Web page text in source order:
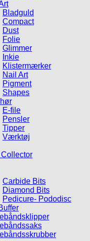
Bladguld
Compact
Dust
Folie
Glimmer
Inkie
Klistermærker
Nail Art
Pigment
Shapes
E-file
Pensler
Tipper
Værktøj
Collector
Carbide Bits
Diamond Bits
Pedicure- Pododisc